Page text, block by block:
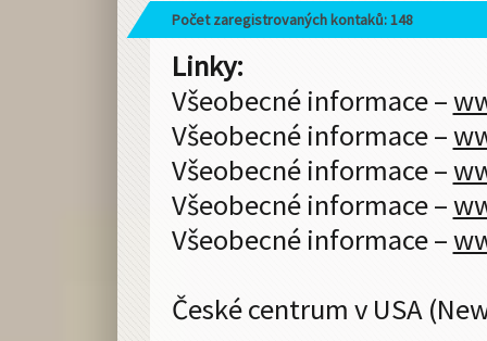
Počet zaregistrovaných kontaků: 148
Linky:
Všeobecné informace –
Všeobecné informace –
Všeobecné informace –
Všeobecné informace –
Všeobecné informace –
České centrum v USA